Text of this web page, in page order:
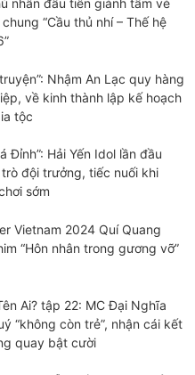
“Cầu thủ nhí – Thế hệ
Nhậm An Lạc quy hàng
về kinh thành lập kế hoạch
tộc
Đỉnh”: Hải Yến Idol lần đầu
đội trưởng, tiếc nuối khi
sớm
Vietnam 2024 Quí Quang
“Hôn nhân trong gương vỡ”
Ai? tập 22: MC Đại Nghĩa
“không còn trẻ”, nhận cái kết
quay bật cười